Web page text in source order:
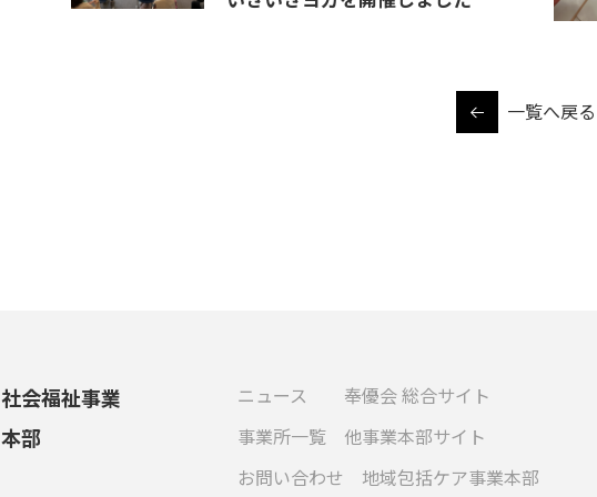
一覧へ戻る
社会福祉事業
本部
ニュース
事業所一覧
お問い合わせ
奉優会 総合サイト
他事業本部サイト
地域包括ケア事業本部